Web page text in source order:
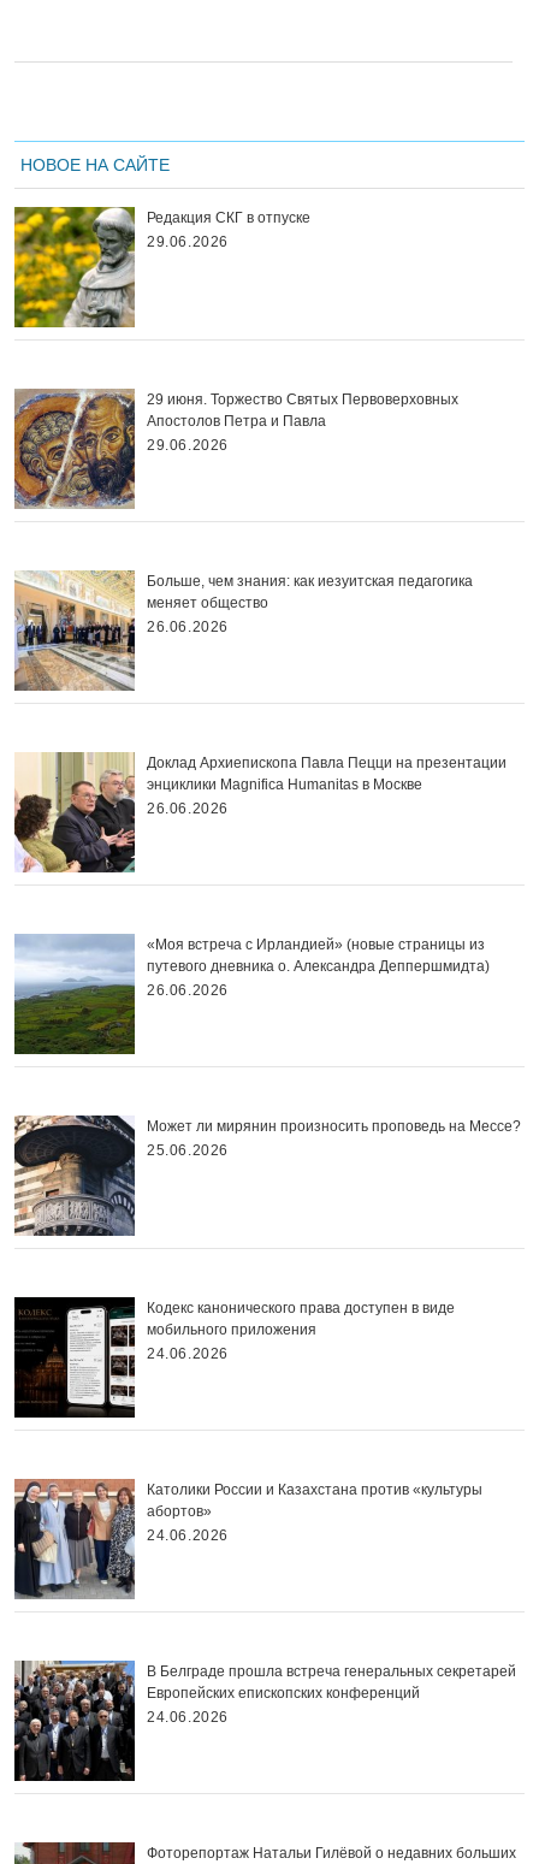
НОВОЕ НА САЙТЕ
Редакция СКГ в отпуске
29.06.2026
29 июня. Торжество Святых Первоверховных
Апостолов Петра и Павла
29.06.2026
Больше, чем знания: как иезуитская педагогика
меняет общество
26.06.2026
Доклад Архиепископа Павла Пецци на презентации
энциклики Magnifica Нumanitas в Москве
26.06.2026
«Моя встреча с Ирландией» (новые страницы из
путевого дневника о. Александра Деппершмидта)
26.06.2026
Может ли мирянин произносить проповедь на Мессе?
25.06.2026
Кодекс канонического права доступен в виде
мобильного приложения
24.06.2026
Католики России и Казахстана против «культуры
абортов»
24.06.2026
В Белграде прошла встреча генеральных секретарей
Европейских епископских конференций
24.06.2026
Фоторепортаж Натальи Гилёвой о недавних больших